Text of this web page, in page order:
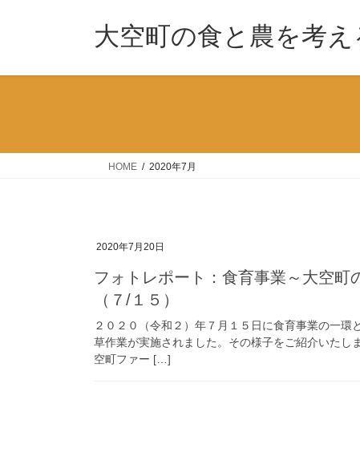
大空町の食と農を考
HOME 2020年7月
2020年7月20日
フォトレポート：食育事業～大空
（７/１５）
２０２０（令和２）年７月１５日に食育事業の一
草作業が実施されました。その様子をご紹介いた
空町ファー […]